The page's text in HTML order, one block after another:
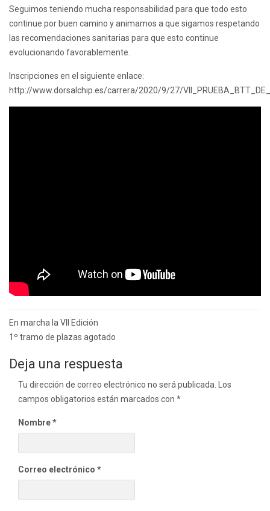
Seguimos teniendo mucha responsabilidad para que todo esto
continue por buen camino y animamos a que sigamos respetando
las recomendaciones sanitarias para que esto continue
evolucionando favorablemente.
Inscripciones en el siguiente enlace:
http://www.dorsalchip.es/carrera/2020/9/27/
Navegación
de
En marcha la VII Edición
1º tramo de plazas agotado
Deja una respuesta
Tu dirección de correo electrónico no será publicada.
Los
campos obligatorios están marcados con *
Nombre*
Correo electrónico *